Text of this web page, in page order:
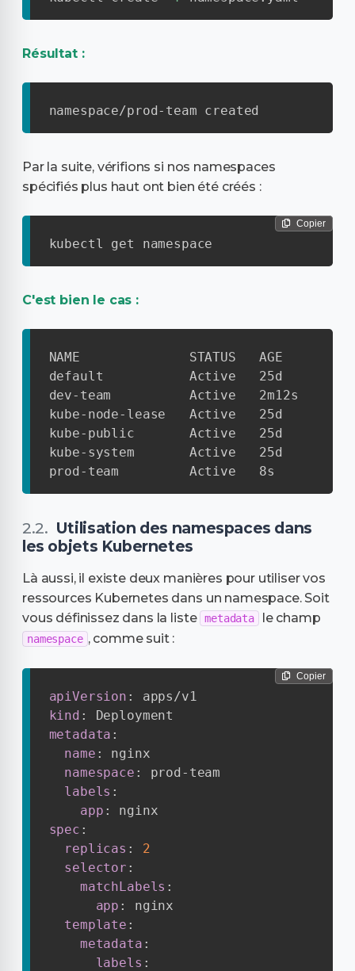
Résultat :
namespace/prod-team created
Par la suite, vérifions si nos namespaces
spécifiés plus haut ont bien été créés :
Copier
kubectl get namespace
C'est bien le cas :
NAME              STATUS   AGE
default           Active   25d
dev-team          Active   2m12s
kube-node-lease   Active   25d
kube-public       Active   25d
kube-system       Active   25d
prod-team         Active   8s
Utilisation des namespaces dans
les objets Kubernetes
Là aussi, il existe deux manières pour utiliser vos
ressources Kubernetes dans un namespace. Soit
vous définissez dans la liste metadata le champ
namespace , comme suit :
Copier
apiVersion :
kind :
metadata :
name :
nginx
namespace : prod - team
labels :
app :
spec :
replicas :
2
selector :
matchLabels :
app :
nginx
template :
metadata :
labels :